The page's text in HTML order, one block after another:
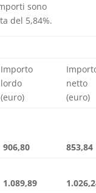
sono
del 5,84%.
Importo
lordo
(euro)
netto
(euro)
906,80
853,84
1.089,89